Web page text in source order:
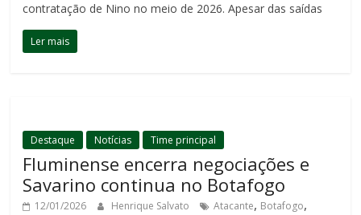
contratação de Nino no meio de 2026. Apesar das saídas
Ler mais
Destaque Notícias Time principal
Fluminense encerra negociações e
Savarino continua no Botafogo
12/01/2026 Henrique Salvato Atacante, Botafogo,